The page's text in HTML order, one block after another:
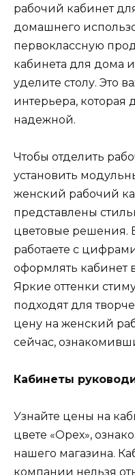
рабочий кабинет
домашнего
первоклассную
кабинета для дома
уделите столу. Это
интерьера, которая
надежной.
Чтобы отделить
установить
женский рабочий
представлены
цветовые решения.
работаете с
оформлять кабинет
Яркие оттенки
подходят для
цену на женский
сейчас,
Кабинеты
Узнайте цены на
цвете «Орех»,
нашего магазина.
компании нельзя